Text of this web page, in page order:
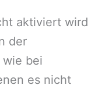
aktiviert wird
der
wie bei
es nicht